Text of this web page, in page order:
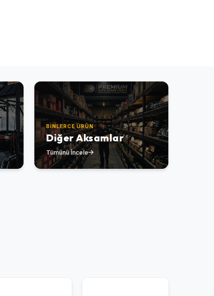
BINLERCE ÜRÜN
Diğer Aksamlar
Tümünü İncele